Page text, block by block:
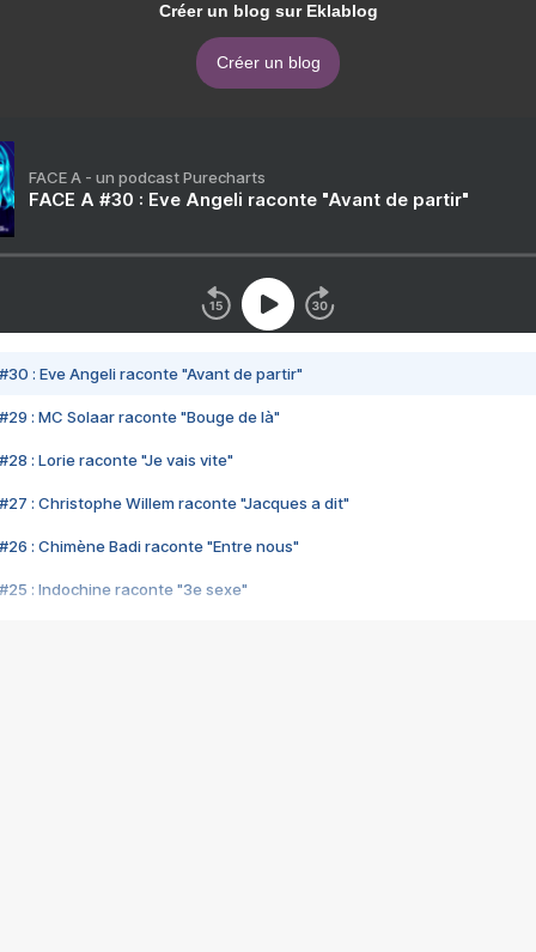
Créer un blog sur Eklablog
Créer un blog
FACE A - un podcast Purecharts
FACE A #30 : Eve Angeli raconte "Avant de partir"
#30 : Eve Angeli raconte "Avant de partir"
#29 : MC Solaar raconte "Bouge de là"
#28 : Lorie raconte "Je vais vite"
#27 : Christophe Willem raconte "Jacques a dit"
#26 : Chimène Badi raconte "Entre nous"
#25 : Indochine raconte "3e sexe"